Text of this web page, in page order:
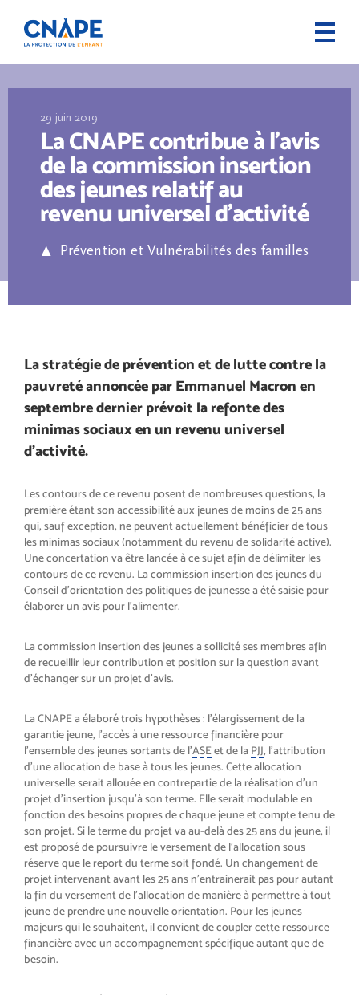
29 juin 2019
La CNAPE contribue à l’avis
de la commission insertion
des jeunes relatif au
revenu universel d’activité
Prévention et Vulnérabilités des familles
La stratégie de prévention et de lutte contre la
pauvreté annoncée par Emmanuel Macron en
septembre dernier prévoit la refonte des
minimas sociaux en un revenu universel
d’activité.
Les contours de ce revenu posent de nombreuses questions, la
première étant son accessibilité aux jeunes de moins de 25 ans
qui, sauf exception, ne peuvent actuellement bénéficier de tous
les minimas sociaux (notamment du revenu de solidarité active).
Une concertation va être lancée à ce sujet afin de délimiter les
contours de ce revenu. La commission insertion des jeunes du
Conseil d’orientation des politiques de jeunesse a été saisie pour
élaborer un avis pour l’alimenter.
La commission insertion des jeunes a sollicité ses membres afin
de recueillir leur contribution et position sur la question avant
d’échanger sur un projet d’avis.
La CNAPE a élaboré trois hypothèses : l’élargissement de la
garantie jeune, l’accès à une ressource financière pour
l’ensemble des jeunes sortants de l’ASE et de la PJJ, l’attribution
d’une allocation de base à tous les jeunes. Cette allocation
universelle serait allouée en contrepartie de la réalisation d’un
projet d’insertion jusqu’à son terme. Elle serait modulable en
fonction des besoins propres de chaque jeune et compte tenu de
son projet. Si le terme du projet va au-delà des 25 ans du jeune, il
est proposé de poursuivre le versement de l’allocation sous
réserve que le report du terme soit fondé. Un changement de
projet intervenant avant les 25 ans n’entrainerait pas pour autant
la fin du versement de l’allocation de manière à permettre à tout
jeune de prendre une nouvelle orientation. Pour les jeunes
majeurs qui le souhaitent, il convient de coupler cette ressource
financière avec un accompagnement spécifique autant que de
besoin.